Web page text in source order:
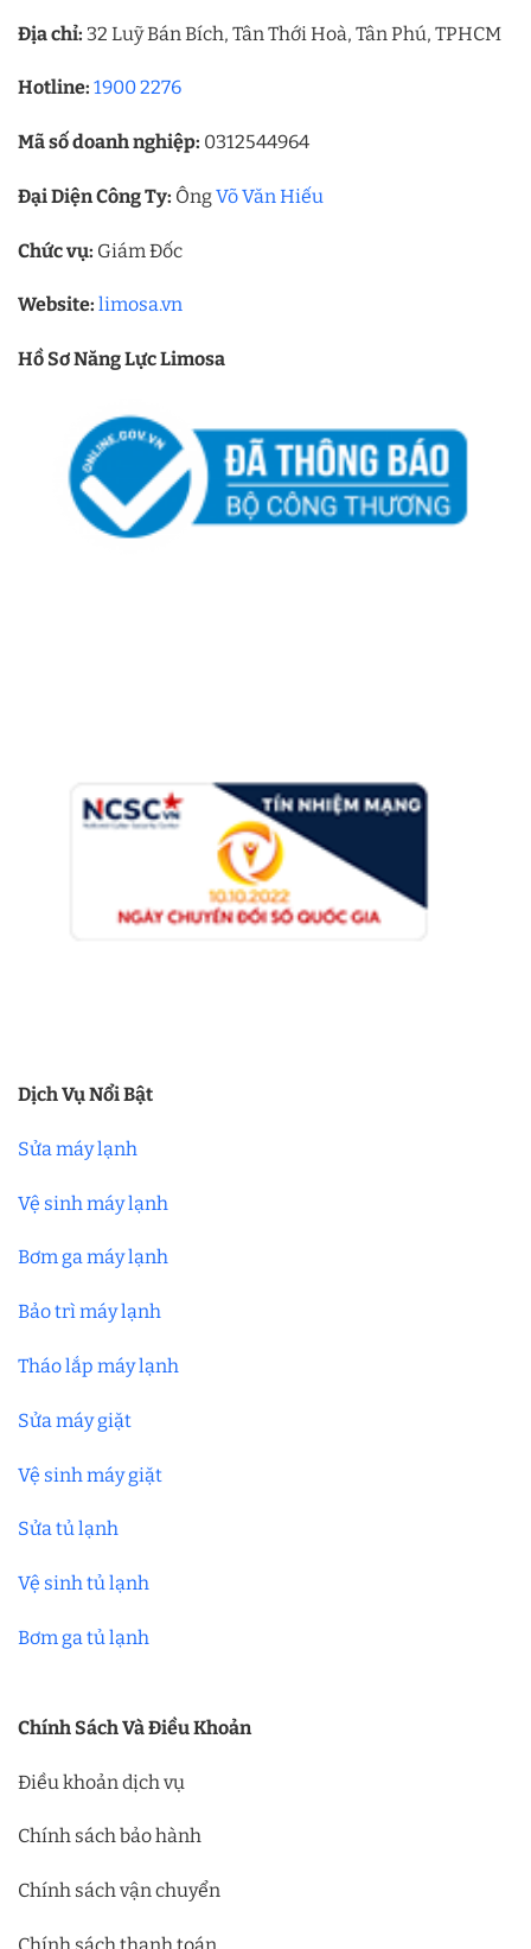
Địa chỉ: 32 Luỹ Bán Bích, Tân Thới Hoà, Tân Phú, TPHCM
Hotline: 1900 2276
Mã số doanh nghiệp: 0312544964
Đại Diện Công Ty: ÔngVõ Văn Hiếu
Chức vụ: Giám Đốc
Website: limosa.vn
Hồ Sơ Năng Lực Limosa
Dịch Vụ Nổi Bật
Sửa máy lạnh
Vệ sinh máy lạnh
Bơm ga máy lạnh
Bảo trì máy lạnh
Tháo lắp máy lạnh
Sửa máy giặt
Vệ sinh máy giặt
Sửa tủ lạnh
Vệ sinh tủ lạnh
Bơm ga tủ lạnh
Chính Sách Và Điều Khoản
Điều khoản dịch vụ
Chính sách bảo hành
Chính sách vận chuyển